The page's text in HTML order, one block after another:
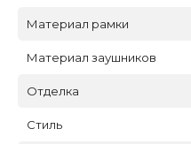
Материал рамки
Материал заушников
Отделка
Стиль